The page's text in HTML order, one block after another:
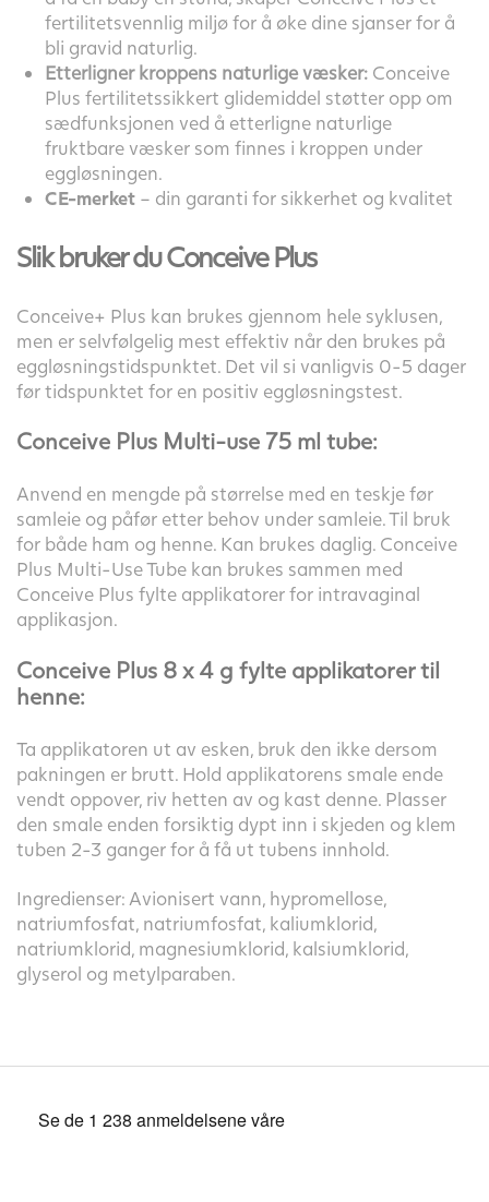
fertilitetsvennlig miljø for å øke dine sjanser for å
bli gravid naturlig.
Etterligner kroppens naturlige væsker:Conceive
Plus fertilitetssikkert glidemiddel støtter opp om
sædfunksjonen ved å etterligne naturlige
fruktbare væsker som finnes i kroppen under
eggløsningen.
CE-merket– din garanti for sikkerhet og kvalitet
Slik bruker du Conceive Plus
Conceive+ Plus kan brukes gjennom hele syklusen,
men er selvfølgelig mest effektiv når den brukes på
eggløsningstidspunktet. Det vil si vanligvis 0-5 dager
før tidspunktet for en positiv eggløsningstest.
Conceive Plus Multi-use 75 ml tube:
Anvend en mengde på størrelse med en teskje før
samleie og påfør etter behov under samleie. Til bruk
for både ham og henne. Kan brukes daglig. Conceive
Plus Multi-Use Tube kan brukes sammen med
Conceive Plus fylte applikatorer for intravaginal
applikasjon.
Conceive Plus 8 x 4 g fylte applikatorer til
henne:
Ta applikatoren ut av esken, bruk den ikke dersom
pakningen er brutt. Hold applikatorens smale ende
vendt oppover, riv hetten av og kast denne. Plasser
den smale enden forsiktig dypt inn i skjeden og klem
tuben 2-3 ganger for å få ut tubens innhold.
Ingredienser: Avionisert vann, hypromellose,
natriumfosfat, natriumfosfat, kaliumklorid,
natriumklorid, magnesiumklorid, kalsiumklorid,
glyserol og metylparaben.